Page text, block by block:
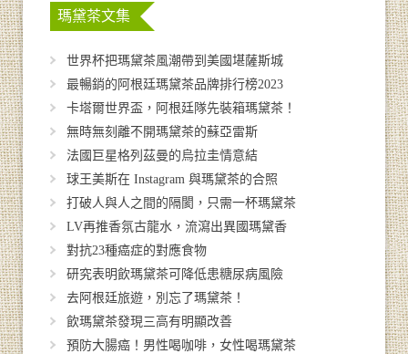
瑪黛茶文集
世界杯把瑪黛茶風潮帶到美國堪薩斯城
最暢銷的阿根廷瑪黛茶品牌排行榜2023
卡塔爾世界盃，阿根廷隊先裝箱瑪黛茶！
無時無刻離不開瑪黛茶的蘇亞雷斯
法國巨星格列茲曼的烏拉圭情意結
球王美斯在 Instagram 與瑪黛茶的合照
打破人與人之間的隔閡，只需一杯瑪黛茶
LV再推香氛古龍水，流瀉出異國瑪黛香
對抗23種癌症的對應食物
研究表明飲瑪黛茶可降低患糖尿病風險
去阿根廷旅遊，別忘了瑪黛茶！
飲瑪黛茶發現三高有明顯改善
預防大腸癌！男性喝咖啡，女性喝瑪黛茶